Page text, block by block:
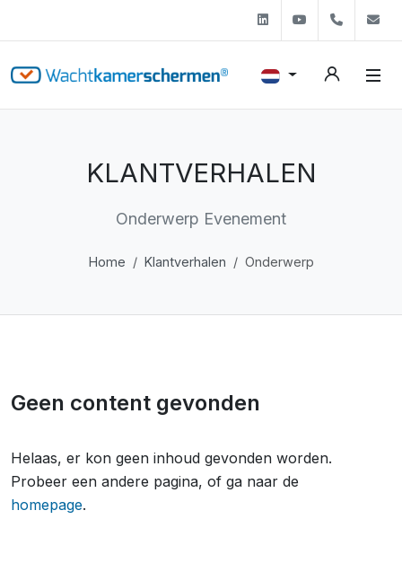
LinkedinYoutube+31
KLANTVERHALEN
Onderwerp Evenement
Home Klantverhalen Onderwerp
Geen content gevonden
Helaas, er kon geen inhoud gevonden worden.
Probeer een andere pagina, of ga naar de
homepage.